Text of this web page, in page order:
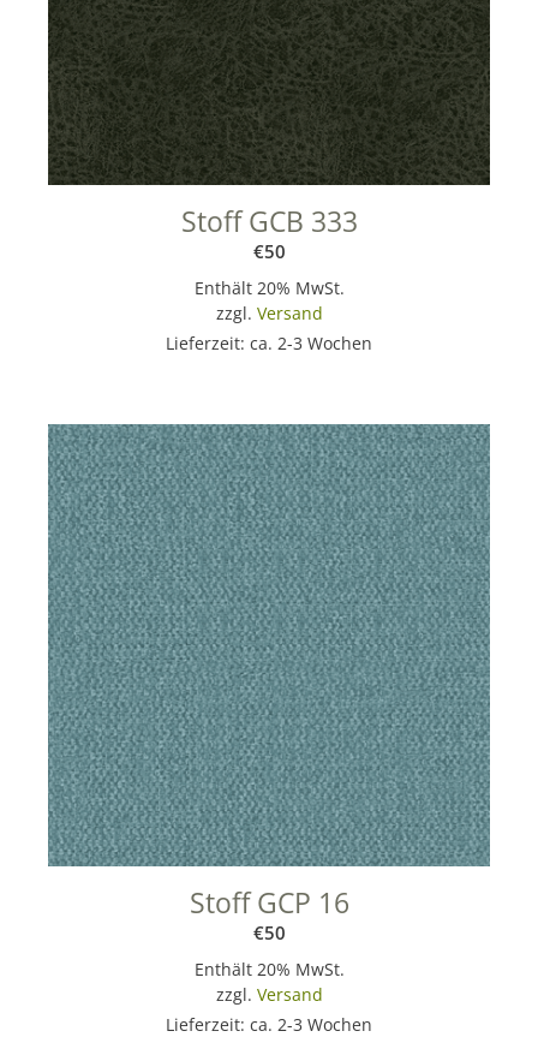
Stoff GCB 333
€50
Enthält 20% MwSt.
zzgl. Versand
Lieferzeit: ca. 2-3 Wochen
Stoff GCP 16
€50
Enthält 20% MwSt.
zzgl. Versand
Lieferzeit: ca. 2-3 Wochen